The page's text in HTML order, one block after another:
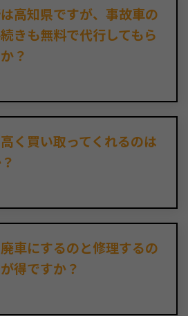
高知県ですが、事故車の
きも無料で代行してもら
？
く買い取ってくれるのは
車にするのと修理するの
得ですか？